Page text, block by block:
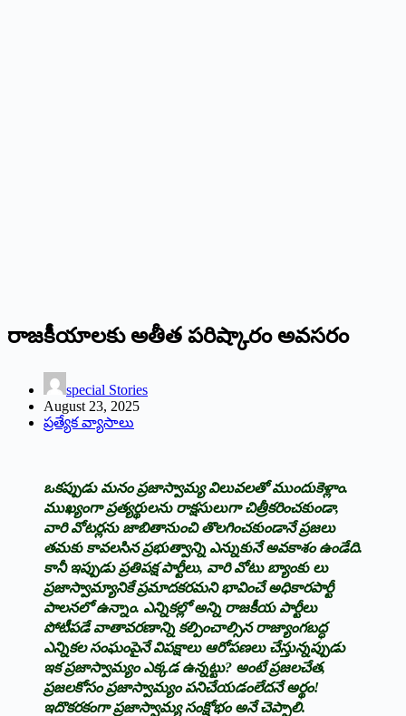
రాజ‌కీయాల‌కు అతీత ప‌రిష్కారం అవ‌స‌రం
special Stories
August 23, 2025
ప్రత్యేక వ్యాసాలు
ఒక‌ప్పుడు మ‌నం ప్ర‌జాస్వామ్య విలువ‌ల‌తో ముందుకెళ్లాం.
ముఖ్యంగా ప్ర‌త్య‌ర్థుల‌ను రాక్ష‌సులుగా చిత్రీక‌రించ‌కుండా,
వారి వోట‌ర్ల‌ను జాబితానుంచి తొల‌గించ‌కుండానే ప్ర‌జ‌లు
త‌మ‌కు కావ‌ల‌సిన ప్ర‌భుత్వాన్ని ఎన్నుకునే అవ‌కాశం ఉండేది.
కానీ ఇప్పుడు ప్ర‌తిప‌క్ష పార్టీలు, వారి వోటు బ్యాంకు లు
ప్ర‌జాస్వామ్యానికే ప్ర‌మాద‌క‌ర‌మ‌ని భావించే అధికార‌పార్టీ
పాల‌న‌లో ఉన్నాం. ఎన్నిక‌ల్లో అన్ని రాజ‌కీయ పార్టీలు
పోటీప‌డే వాతావ‌ర‌ణాన్ని క‌ల్పించాల్సిన రాజ్యాంగ‌బ‌ద్ధ
ఎన్నిక‌ల సంఘంపైనే విప‌క్షాలు ఆరోప‌ణ‌లు చేస్తున్న‌ప్పుడు
ఇక ప్ర‌జాస్వామ్యం ఎక్క‌డ ఉన్న‌ట్టు? అంటే ప్ర‌జ‌ల‌చేత‌,
ప్ర‌జ‌ల‌కోసం ప్ర‌జాస్వామ్యం ప‌నిచేయ‌డంలేద‌నే అర్థం!
ఇదొక‌ర‌కంగా ప్ర‌జాస్వామ్య సంక్షోభం అనే చెప్పాలి.